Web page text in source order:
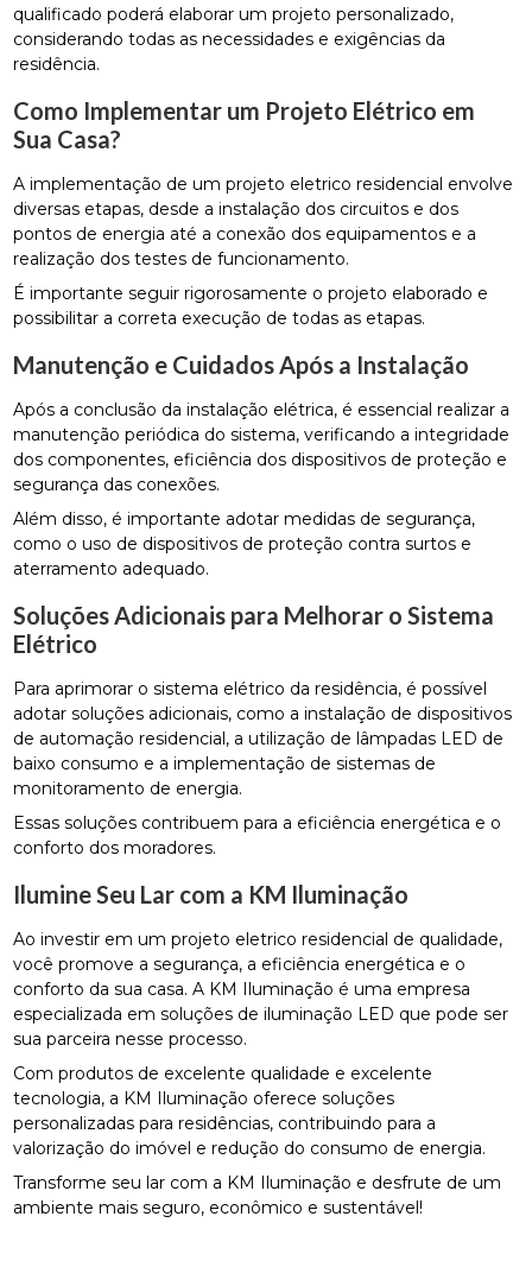
qualificado poderá elaborar um projeto personalizado,
considerando todas as necessidades e exigências da
residência.
Como Implementar um Projeto Elétrico em
Sua Casa?
A implementação de um projeto eletrico residencial envolve
diversas etapas, desde a instalação dos circuitos e dos
pontos de energia até a conexão dos equipamentos e a
realização dos testes de funcionamento.
É importante seguir rigorosamente o projeto elaborado e
possibilitar a correta execução de todas as etapas.
Manutenção e Cuidados Após a Instalação
Após a conclusão da instalação elétrica, é essencial realizar a
manutenção periódica do sistema, verificando a integridade
dos componentes, eficiência dos dispositivos de proteção e
segurança das conexões.
Além disso, é importante adotar medidas de segurança,
como o uso de dispositivos de proteção contra surtos e
aterramento adequado.
Soluções Adicionais para Melhorar o Sistema
Elétrico
Para aprimorar o sistema elétrico da residência, é possível
adotar soluções adicionais, como a instalação de dispositivos
de automação residencial, a utilização de lâmpadas LED de
baixo consumo e a implementação de sistemas de
monitoramento de energia.
Essas soluções contribuem para a eficiência energética e o
conforto dos moradores.
Ilumine Seu Lar com a KM Iluminação
Ao investir em um projeto eletrico residencial de qualidade,
você promove a segurança, a eficiência energética e o
conforto da sua casa. A KM Iluminação é uma empresa
especializada em soluções de iluminação LED que pode ser
sua parceira nesse processo.
Com produtos de excelente qualidade e excelente
tecnologia, a KM Iluminação oferece soluções
personalizadas para residências, contribuindo para a
valorização do imóvel e redução do consumo de energia.
Transforme seu lar com a KM Iluminação e desfrute de um
ambiente mais seguro, econômico e sustentável!